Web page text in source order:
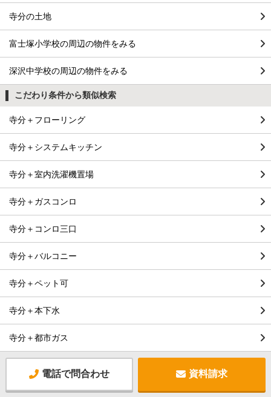
寺分の土地
富士塚小学校の周辺の物件をみる
深沢中学校の周辺の物件をみる
こだわり条件から類似検索
寺分＋フローリング
寺分＋システムキッチン
寺分＋室内洗濯機置場
寺分＋ガスコンロ
寺分＋コンロ三口
寺分＋バルコニー
寺分＋ペット可
寺分＋本下水
寺分＋都市ガス
電話で問合わせ 資料請求